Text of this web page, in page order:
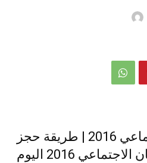
شقق الاسكان الاجتماعي 2016 | طريقة حجز
وحدات شقق الاسكان الاجتماعي 2016 اليوم